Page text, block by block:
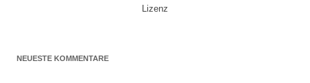
Lizenz
NEUESTE KOMMENTARE